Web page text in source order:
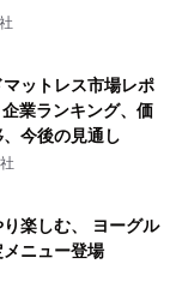
ットレス市場レポ
業ランキング、価
今後の見通し
楽しむ、 ヨーグル
メニュー登場